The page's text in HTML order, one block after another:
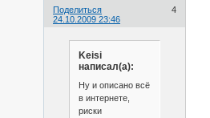
Поделиться
4
24.10.2009 23:46
Keisi
написал(а):
Ну и описано всё
в интернете,
риски